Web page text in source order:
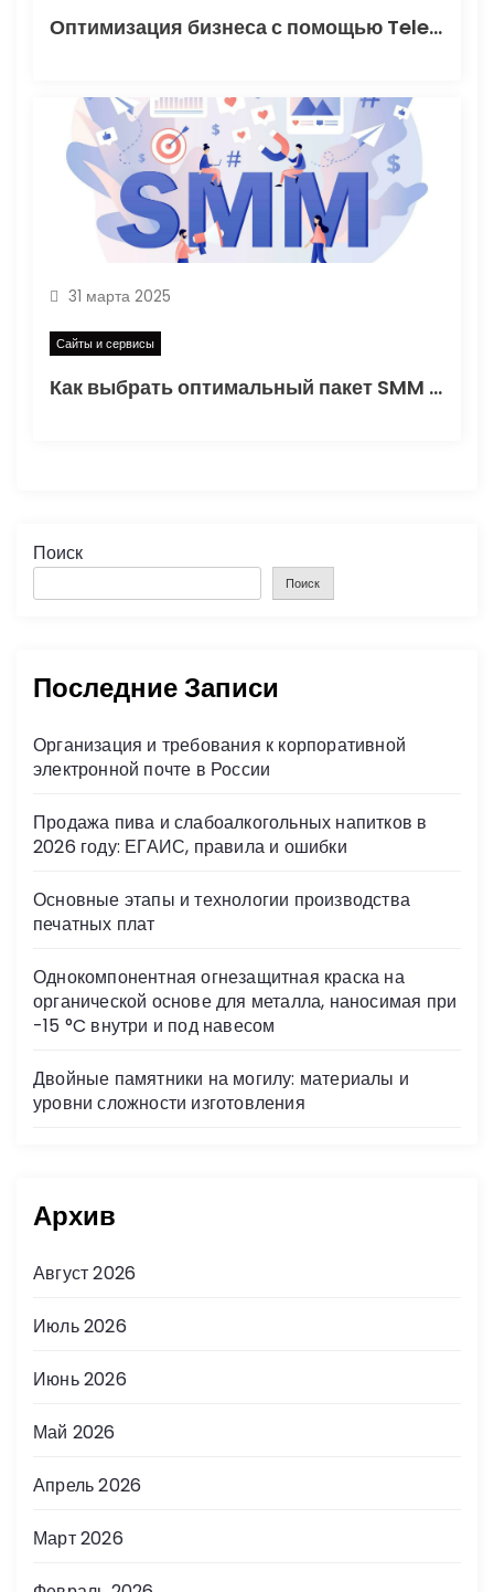
Оптимизация бизнеса с помощью Telegram
31 марта 2025
Сайты и сервисы
Как выбрать оптимальный пакет SMM для бизнеса
Поиск
Поиск
Последние Записи
Организация и требования к корпоративной
электронной почте в России
Продажа пива и слабоалкогольных напитков в
2026 году: ЕГАИС, правила и ошибки
Основные этапы и технологии производства
печатных плат
Однокомпонентная огнезащитная краска на
органической основе для металла, наносимая при
-15 °C внутри и под навесом
Двойные памятники на могилу: материалы и
уровни сложности изготовления
Архив
Август 2026
Июль 2026
Июнь 2026
Май 2026
Апрель 2026
Март 2026